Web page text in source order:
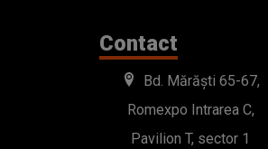
Contact
Bd. Mărăști 65-67,
Romexpo Intrarea C,
Pavilion T, sector 1